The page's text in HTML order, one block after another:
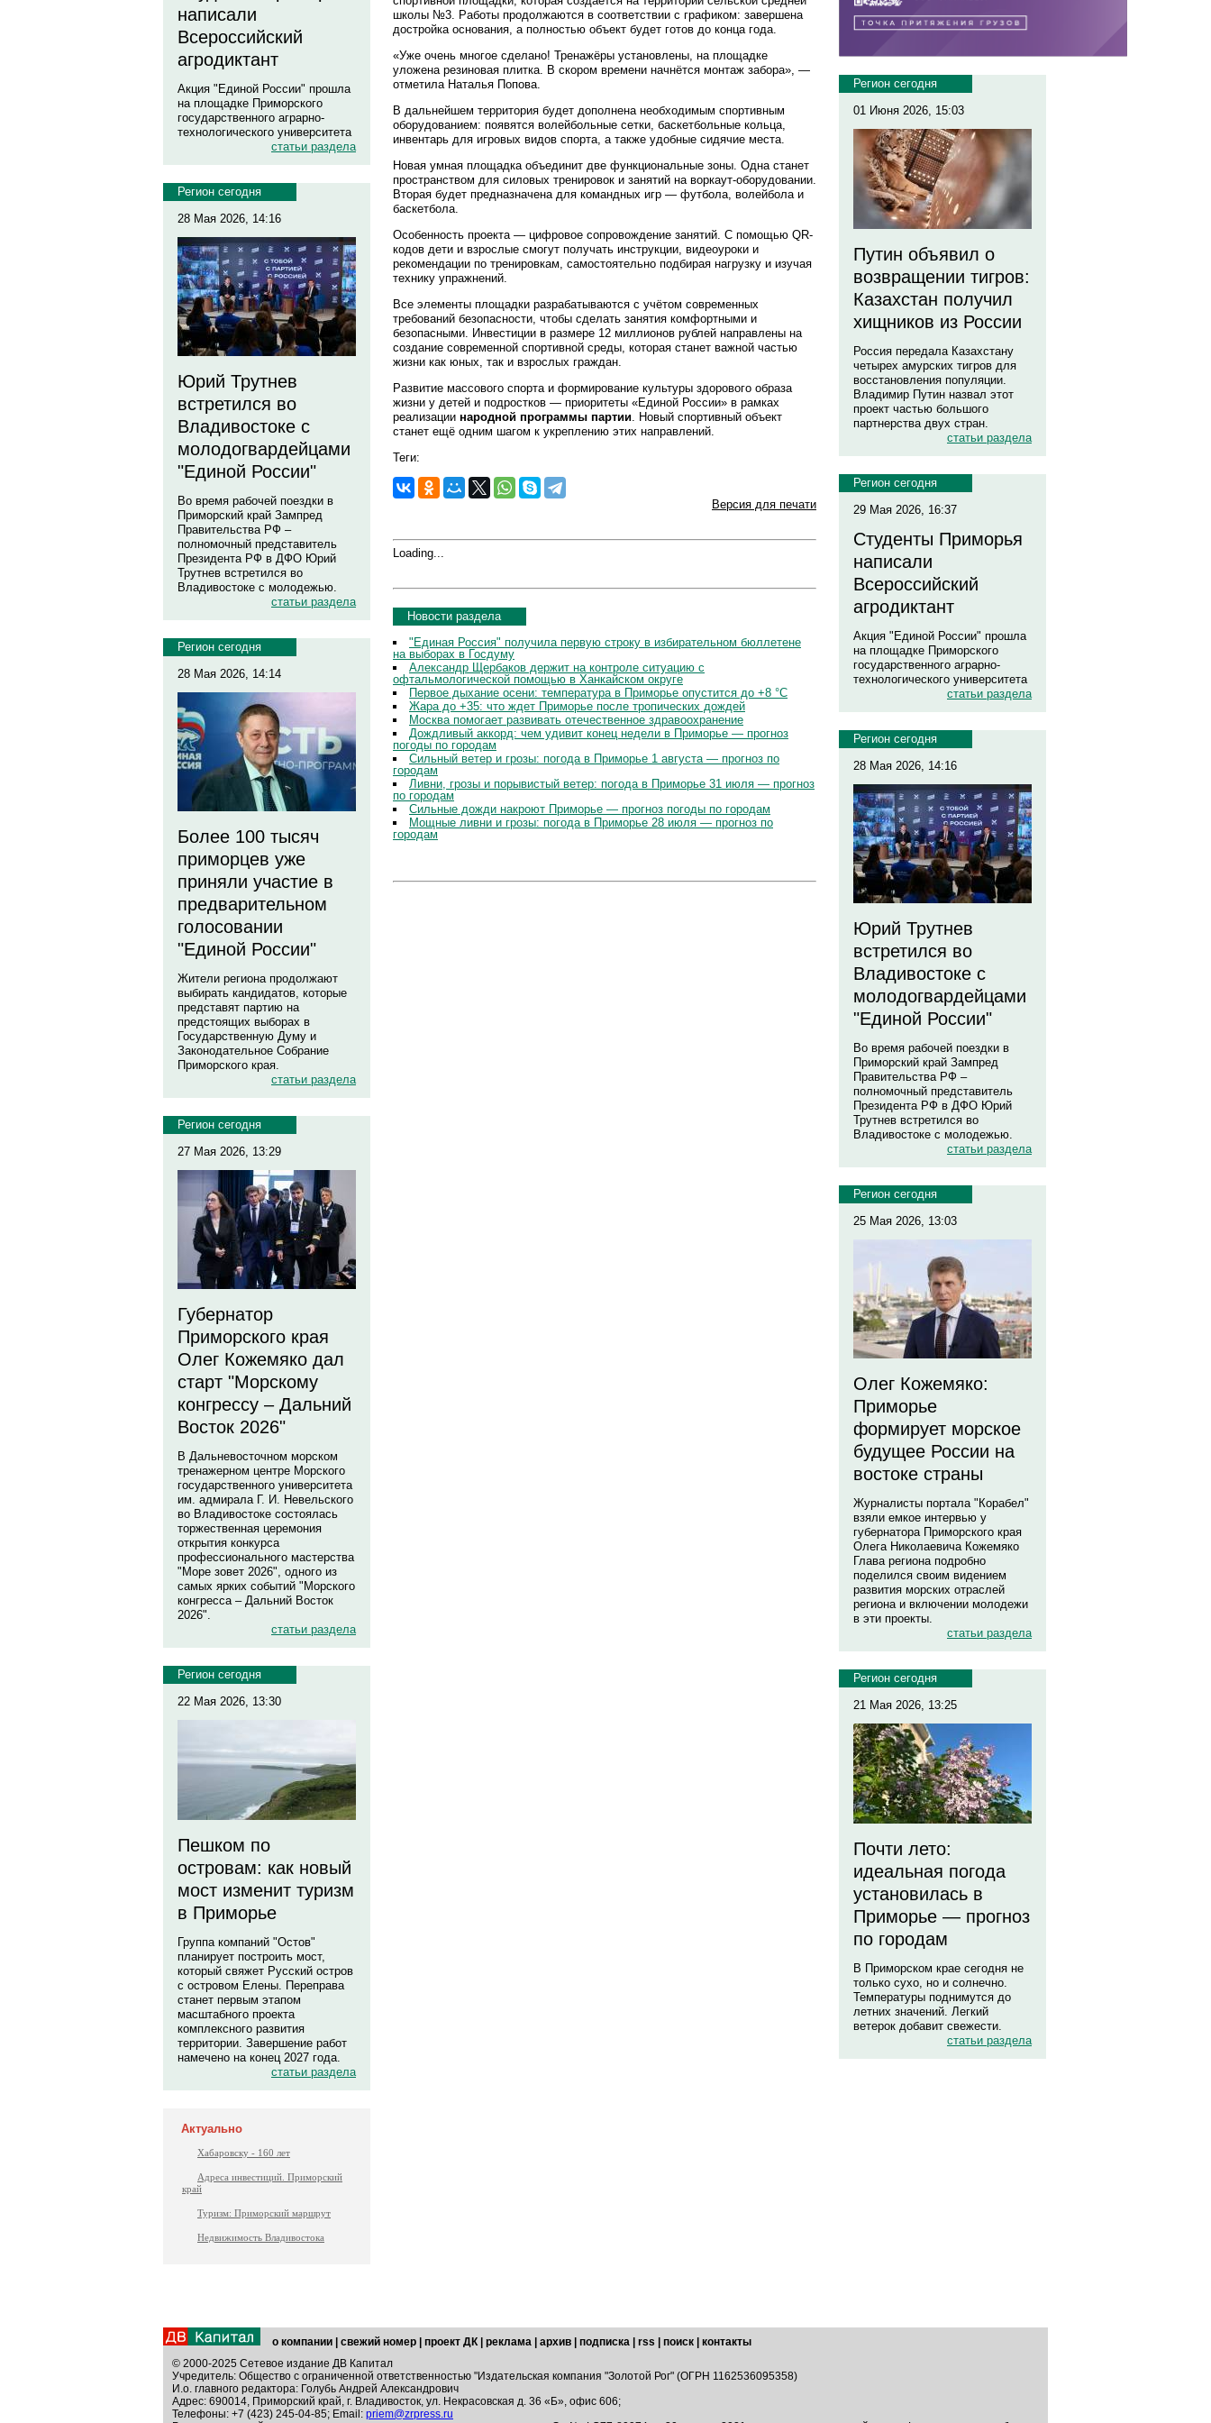
написали
Всероссийский
агродиктант
Акция "Единой России" прошла
на площадке Приморского
государственного аграрно-
технологического университета
статьи раздела
Регион сегодня
28 Мая 2026, 14:16
Юрий Трутнев
встретился во
Владивостоке с
молодогвардейцами
"Единой России"
Во время рабочей поездки в
Приморский край Зампред
Правительства РФ –
полномочный представитель
Президента РФ в ДФО Юрий
Трутнев встретился во
Владивостоке с молодежью.
статьи раздела
Регион сегодня
28 Мая 2026, 14:14
Более 100 тысяч
приморцев уже
приняли участие в
предварительном
голосовании
"Единой России"
Жители региона продолжают
выбирать кандидатов, которые
представят партию на
предстоящих выборах в
Государственную Думу и
Законодательное Собрание
Приморского края.
статьи раздела
Регион сегодня
27 Мая 2026, 13:29
Губернатор
Приморского края
Олег Кожемяко дал
старт "Морскому
конгрессу – Дальний
Восток 2026"
В Дальневосточном морском
тренажерном центре Морского
государственного университета
им. адмирала Г. И. Невельского
во Владивостоке состоялась
торжественная церемония
открытия конкурса
профессионального мастерства
"Море зовет 2026", одного из
самых ярких событий "Морского
конгресса – Дальний Восток
2026".
статьи раздела
Регион сегодня
22 Мая 2026, 13:30
Пешком по
островам: как новый
мост изменит туризм
в Приморье
Группа компаний "Остов"
планирует построить мост,
который свяжет Русский остров
с островом Елены. Переправа
станет первым этапом
масштабного проекта
комплексного развития
территории. Завершение работ
намечено на конец 2027 года.
статьи раздела
Актуально
Хабаровску - 160 лет
Адреса инвестиций. Приморский
край
Туризм: Приморский маршрут
Недвижимость Владивостока
школы №3. Работы продолжаются в соответствии с графиком: завершена
достройка основания, а полностью объект будет готов до конца года.
«Уже очень многое сделано! Тренажёры установлены, на площадке
уложена резиновая плитка. В скором времени начнётся монтаж забора», —
отметила Наталья Попова.
В дальнейшем территория будет дополнена необходимым спортивным
оборудованием: появятся волейбольные сетки, баскетбольные кольца,
инвентарь для игровых видов спорта, а также удобные сидячие места.
Новая умная площадка объединит две функциональные зоны. Одна станет
пространством для силовых тренировок и занятий на воркаут-оборудовании.
Вторая будет предназначена для командных игр — футбола, волейбола и
баскетбола.
Особенность проекта — цифровое сопровождение занятий. С помощью QR-
кодов дети и взрослые смогут получать инструкции, видеоуроки и
рекомендации по тренировкам, самостоятельно подбирая нагрузку и изучая
технику упражнений.
Все элементы площадки разрабатываются с учётом современных
требований безопасности, чтобы сделать занятия комфортными и
безопасными. Инвестиции в размере 12 миллионов рублей направлены на
создание современной спортивной среды, которая станет важной частью
жизни как юных, так и взрослых граждан.
Развитие массового спорта и формирование культуры здорового образа
жизни у детей и подростков — приоритеты «Единой России» в рамках
реализации народной программы партии . Новый спортивный объект
станет ещё одним шагом к укреплению этих направлений.
Теги:
Версия для печати
Loading...
Новости раздела
"Единая Россия" получила первую строку в избирательном бюллетене
на выборах в Госдуму
Александр Щербаков держит на контроле ситуацию с
офтальмологической помощью в Ханкайском округе
Первое дыхание осени: температура в Приморье опустится до +8 °C
Жара до +35: что ждет Приморье после тропических дождей
Москва помогает развивать отечественное здравоохранение
Дождливый аккорд: чем удивит конец недели в Приморье — прогноз
погоды по городам
Сильный ветер и грозы: погода в Приморье 1 августа — прогноз по
городам
Ливни, грозы и порывистый ветер: погода в Приморье 31 июля — прогноз
по городам
Сильные дожди накроют Приморье — прогноз погоды по городам
Мощные ливни и грозы: погода в Приморье 28 июля — прогноз по
городам
Регион сегодня
01 Июня 2026, 15:03
Путин объявил о
возвращении тигров:
Казахстан получил
хищников из России
Россия передала Казахстану
четырех амурских тигров для
восстановления популяции.
Владимир Путин назвал этот
проект частью большого
партнерства двух стран.
статьи раздела
Регион сегодня
29 Мая 2026, 16:37
Студенты Приморья
написали
Всероссийский
агродиктант
Акция "Единой России" прошла
на площадке Приморского
государственного аграрно-
технологического университета
статьи раздела
Регион сегодня
28 Мая 2026, 14:16
Юрий Трутнев
встретился во
Владивостоке с
молодогвардейцами
"Единой России"
Во время рабочей поездки в
Приморский край Зампред
Правительства РФ –
полномочный представитель
Президента РФ в ДФО Юрий
Трутнев встретился во
Владивостоке с молодежью.
статьи раздела
Регион сегодня
25 Мая 2026, 13:03
Олег Кожемяко:
Приморье
формирует морское
будущее России на
востоке страны
Журналисты портала "Корабел"
взяли емкое интервью у
губернатора Приморского края
Олега Николаевича Кожемяко
Глава региона подробно
поделился своим видением
развития морских отраслей
региона и включении молодежи
в эти проекты.
статьи раздела
Регион сегодня
21 Мая 2026, 13:25
Почти лето:
идеальная погода
установилась в
Приморье — прогноз
по городам
В Приморском крае сегодня не
только сухо, но и солнечно.
Температуры поднимутся до
летних значений. Легкий
ветерок добавит свежести.
статьи раздела
о компании свежий номер проект ДК реклама архив подписка rss поиск
контакты
© 2000-2025 Сетевое издание ДВ Капитал
Учредитель: Общество с ограниченной ответственностью "Издательская компания "Золотой Рог" (ОГРН 1162536095358)
И.о. главного редактора: Голубь Андрей Александрович
Адрес: 690014, Приморский край, г. Владивосток, ул. Некрасовская д. 36 «Б», офис 606;
Телефоны: +7 (423) 245-04-85; Email: priem@zrpress.ru